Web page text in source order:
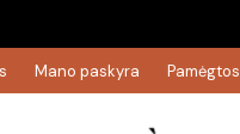
Mano paskyra